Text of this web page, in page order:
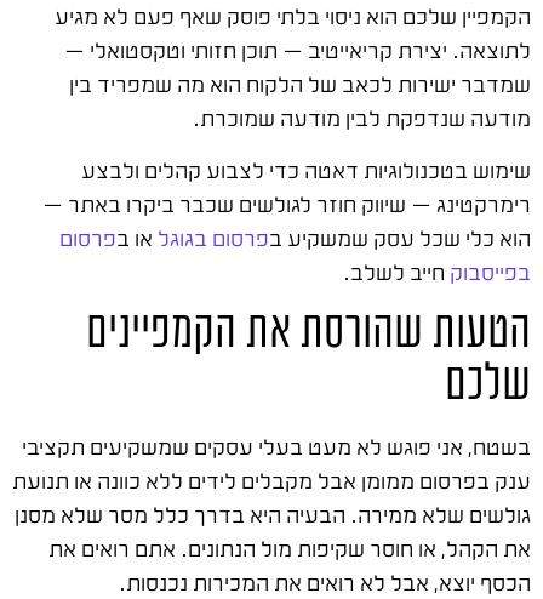
הקמפיין שלכם הוא ניסוי בלתי פוסק שאף פעם לא מגיע
לתוצאה. יצירת קריאייטיב — תוכן חזותי וטקסטואלי —
שמדבר ישירות לכאב של הלקוח הוא מה שמפריד בין
מודעה שנדפקת לבין מודעה שמוכרת.
שימוש בטכנולוגיות דאטה כדי לצבוע קהלים ולבצע
רימרקטינג — שיווק חוזר לגולשים שכבר ביקרו באתר —
הוא כלי שכל עסק שמשקיע בפרסום בגוגל או בפרסום
בפייסבוק חייב לשלב.
הטעות שהורסת את הקמפיינים
שלכם
בשטח, אני פוגש לא מעט בעלי עסקים שמשקיעים תקציבי
ענק בפרסום ממומן אבל מקבלים לידים ללא כוונה או תנועת
גולשים שלא ממירה. הבעיה היא בדרך כלל מסר שלא מסנן
את הקהל, או חוסר שקיפות מול הנתונים. אתם רואים את
הכסף יוצא, אבל לא רואים את המכירות נכנסות.